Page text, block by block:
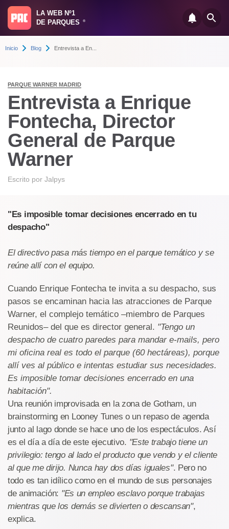
LA WEB Nº1
DE PARQUES
®
Inicio Blog Entrevista a En...
PARQUE WARNER MADRID
Entrevista a Enrique
Fontecha, Director
General de Parque
Warner
Escrito por Jalpys
"Es imposible tomar decisiones encerrado en tu
despacho"
El directivo pasa más tiempo en el parque temático y se
reúne allí con el equipo.
Cuando Enrique Fontecha te invita a su despacho, sus
pasos se encaminan hacia las atracciones de Parque
Warner, el complejo temático –miembro de Parques
Reunidos– del que es director general. "Tengo un
despacho de cuatro paredes para mandar e-mails, pero
mi oficina real es todo el parque (60 hectáreas), porque
allí ves al público e intentas estudiar sus necesidades.
Es imposible tomar decisiones encerrado en una
habitación".
Una reunión improvisada en la zona de Gotham, un
brainstorming en Looney Tunes o un repaso de agenda
junto al lago donde se hace uno de los espectáculos. Así
es el día a día de este ejecutivo. "Este trabajo tiene un
privilegio: tengo al lado el producto que vendo y el cliente
al que me dirijo. Nunca hay dos días iguales". Pero no
todo es tan idílico como en el mundo de sus personajes
de animación: "Es un empleo esclavo porque trabajas
mientras que los demás se divierten o descansan",
explica.